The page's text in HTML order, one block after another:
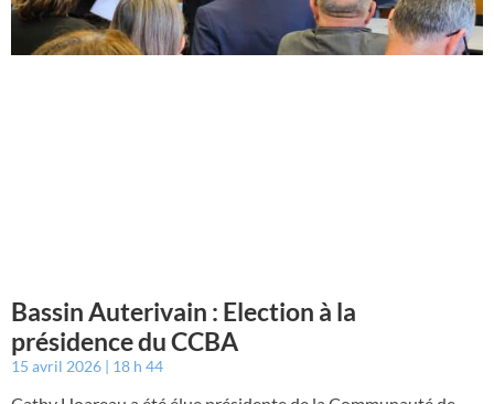
Bassin Auterivain : Election à la
présidence du CCBA
15 avril 2026 18 h 44